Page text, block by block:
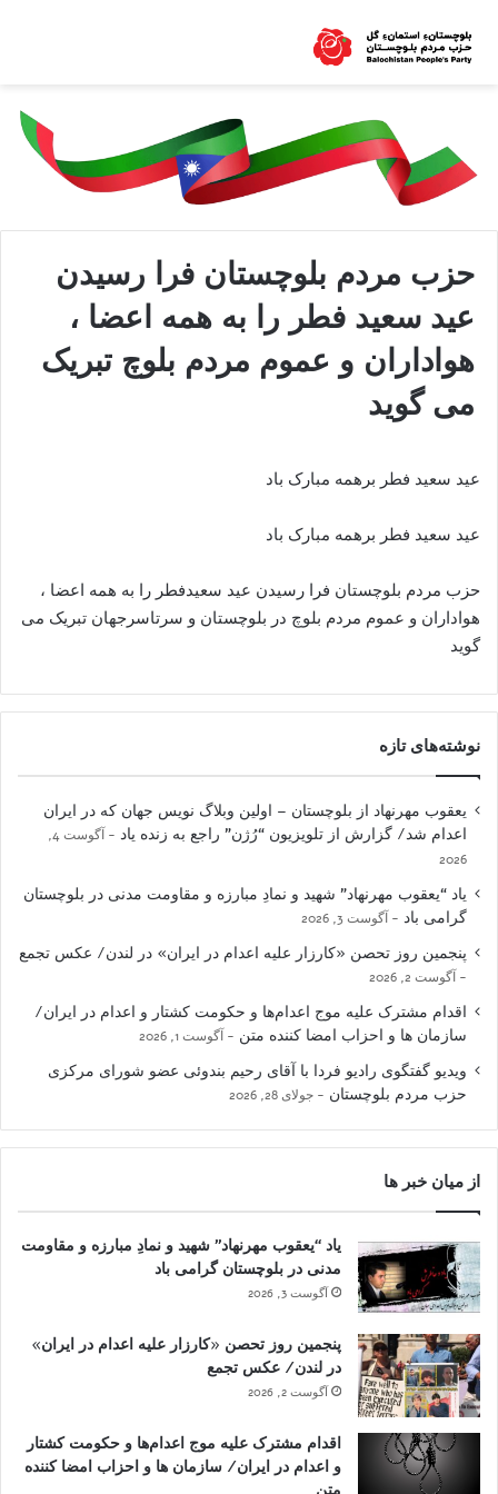
حزب مردم بلوچستان فرا رسیدن
عید سعید فطر را به همه اعضا ،
هواداران و عموم مردم بلوچ تبریک
می گوید
عید سعید فطر برهمه مبارک باد
عید سعید فطر برهمه مبارک باد
حزب مردم بلوچستان فرا رسیدن عید سعیدفطر را به همه اعضا ،
هواداران و عموم مردم بلوچ در بلوچستان و سرتاسرجهان تبریک می
گوید
نوشته‌های تازه
یعقوب مهرنهاد از بلوچستان – اولین وبلاگ نویس جهان که در ایران
اعدام شد/ گزارش از تلویزیون “رُژن” راجع به زنده یاد
آگوست 4,
2026
یاد “یعقوب مهرنهاد” شهید و نمادِ مبارزه و مقاومت مدنی در بلوچستان
گرامی باد
آگوست 3, 2026
پنجمین روز تحصن «کارزار علیه اعدام در ایران» در لندن/ عکس تجمع
آگوست 2, 2026
اقدام مشترک علیه موج اعدام‌ها و حکومت کشتار و اعدام در ایران/
سازمان ها و احزاب امضا کننده متن
آگوست 1, 2026
ویدیو گفتگوی رادیو فردا با آقای رحیم بندوئی عضو شورای مرکزی
حزب مردم بلوچستان
جولای 28, 2026
از میان خبر ها
یاد “یعقوب مهرنهاد” شهید و نمادِ مبارزه و مقاومت
مدنی در بلوچستان گرامی باد
آگوست 3, 2026
پنجمین روز تحصن «کارزار علیه اعدام در ایران»
در لندن/ عکس تجمع
آگوست 2, 2026
اقدام مشترک علیه موج اعدام‌ها و حکومت کشتار
و اعدام در ایران/ سازمان ها و احزاب امضا کننده